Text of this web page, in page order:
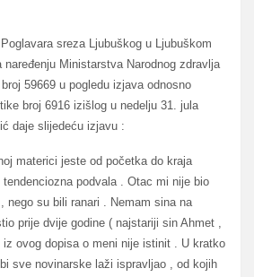
sreza Ljubuškog u Ljubuškom
Ministarstva Narodnog zdravlja
59669 u pogledu izjava odnosno
broj 6916 izišlog u nedelju 31. jula
daje slijedeću izjavu :
materici jeste od početka do kraja
podvala . Otac mi nije bio
nego su bili ranari . Nemam sina na
prije dvije godine ( najstariji sin Ahmet ,
ovog dopisa o meni nije istinit . U kratko
sve novinarske laži ispravljao , od kojih